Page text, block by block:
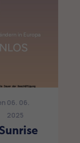
06. 06.
2025